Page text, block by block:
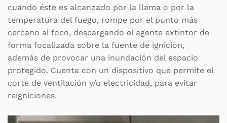
cuando éste es alcanzado por la llama o por la
temperatura del fuego, rompe por el punto más
cercano al foco, descargando el agente extintor de
forma focalizada sobre la fuente de ignición,
además de provocar una inundación del espacio
protegido. Cuenta con un dispositivo que permite el
corte de ventilación y/o electricidad, para evitar
reigniciones.